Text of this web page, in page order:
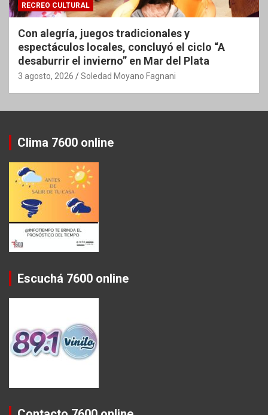
RECREO CULTURAL
Con alegría, juegos tradicionales y
espectáculos locales, concluyó el ciclo “A
desaburrir el invierno” en Mar del Plata
3 agosto, 2026 Soledad Moyano Fagnani
Clima 7600 online
Escuchá 7600 online